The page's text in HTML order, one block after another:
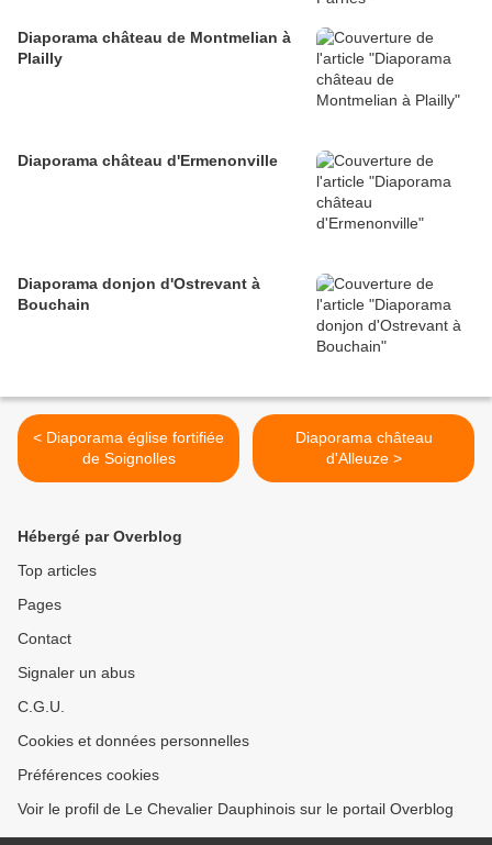
Diaporama château de Montmelian à
Plailly
Diaporama château d'Ermenonville
Diaporama donjon d'Ostrevant à
Bouchain
< Diaporama église fortifiée
de Soignolles
Diaporama château
d'Alleuze >
Hébergé par Overblog
Top articles
Pages
Contact
Signaler un abus
C.G.U.
Cookies et données personnelles
Préférences cookies
Voir le profil de Le Chevalier Dauphinois sur le portail Overblog